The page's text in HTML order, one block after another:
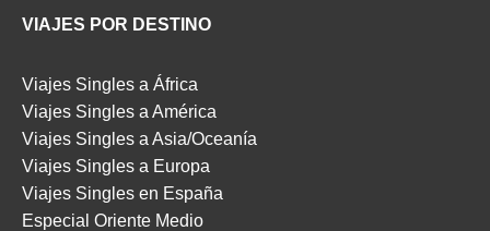
VIAJES POR DESTINO
Viajes Singles a África
Viajes Singles a América
Viajes Singles a Asia/Oceanía
Viajes Singles a Europa
Viajes Singles en España
Especial Oriente Medio